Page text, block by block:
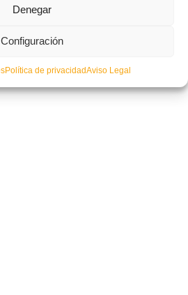
Denegar
Configuración
Política de privacidadAviso Legal
Emilio Zamora Enguídanos